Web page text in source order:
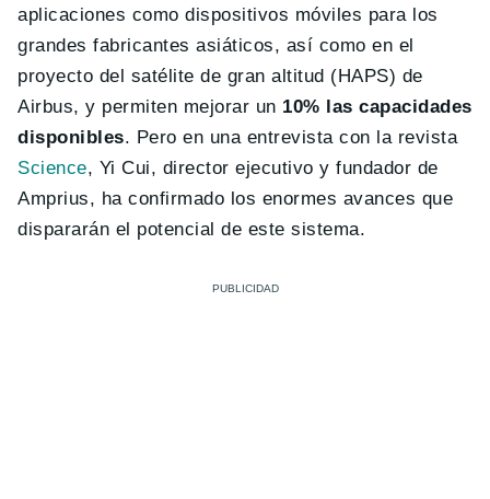
aplicaciones como dispositivos móviles para los
grandes fabricantes asiáticos, así como en el
proyecto del satélite de gran altitud (HAPS) de
Airbus, y permiten mejorar un 10% las capacidades
disponibles. Pero en una entrevista con la revista
Science, Yi Cui, director ejecutivo y fundador de
Amprius, ha confirmado los enormes avances que
dispararán el potencial de este sistema.